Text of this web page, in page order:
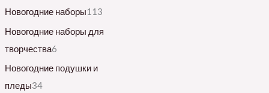
Новогодние наборы113
Новогодние наборы для
творчества6
Новогодние подушки и
пледы34